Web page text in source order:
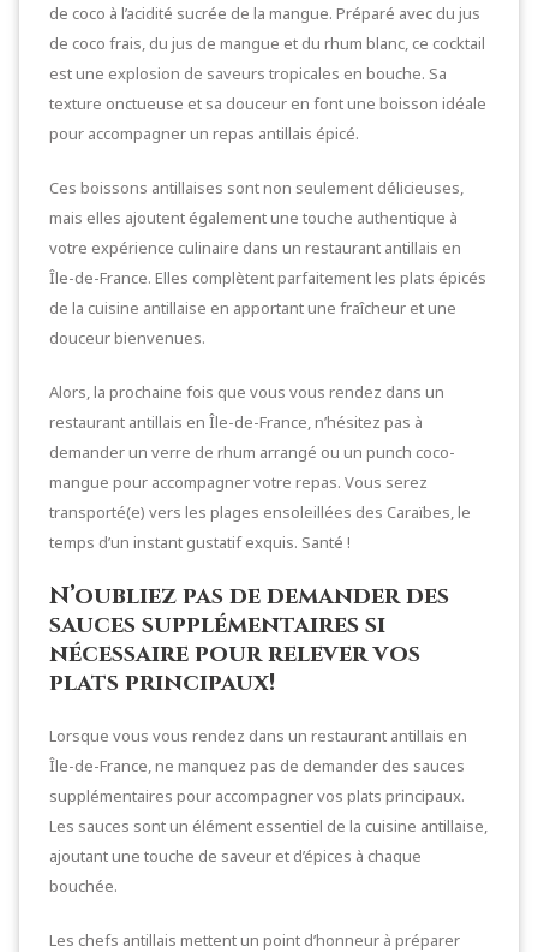
de coco à l’acidité sucrée de la mangue. Préparé avec du jus
de coco frais, du jus de mangue et du rhum blanc, ce cocktail
est une explosion de saveurs tropicales en bouche. Sa
texture onctueuse et sa douceur en font une boisson idéale
pour accompagner un repas antillais épicé.
Ces boissons antillaises sont non seulement délicieuses,
mais elles ajoutent également une touche authentique à
votre expérience culinaire dans un restaurant antillais en
Île-de-France. Elles complètent parfaitement les plats épicés
de la cuisine antillaise en apportant une fraîcheur et une
douceur bienvenues.
Alors, la prochaine fois que vous vous rendez dans un
restaurant antillais en Île-de-France, n’hésitez pas à
demander un verre de rhum arrangé ou un punch coco-
mangue pour accompagner votre repas. Vous serez
transporté(e) vers les plages ensoleillées des Caraïbes, le
temps d’un instant gustatif exquis. Santé !
N’oubliez pas de demander des
sauces supplémentaires si
nécessaire pour relever vos
plats principaux!
Lorsque vous vous rendez dans un restaurant antillais en
Île-de-France, ne manquez pas de demander des sauces
supplémentaires pour accompagner vos plats principaux.
Les sauces sont un élément essentiel de la cuisine antillaise,
ajoutant une touche de saveur et d’épices à chaque
bouchée.
Les chefs antillais mettent un point d’honneur à préparer